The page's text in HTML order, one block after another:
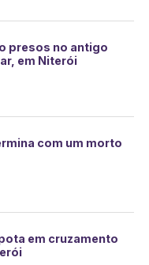
presos no antigo
em Niterói
com um morto
em cruzamento